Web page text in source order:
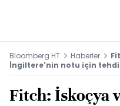
Bloomberg HT Haberler
İngiltere'nin notu için
Fitch: İskoçya